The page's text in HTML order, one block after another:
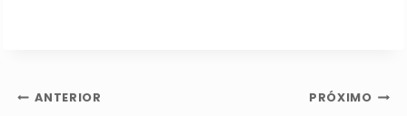
Navegação
ANTERIOR PRÓXIMO